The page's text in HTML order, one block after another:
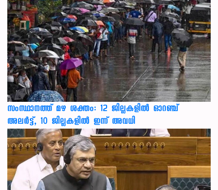
സംസ്ഥാനത്ത് മഴ ശക്തം: 12 ജില്ലകളിൽ ഓറഞ്ച്
അലർട്ട്, 10 ജില്ലകളിൽ ഇന്ന് അവധി